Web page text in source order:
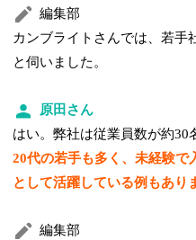
編集部
カンブライトさんでは、若手
と伺いました。
原田さん
はい。弊社は従業員数が約30
20代の若手も多く、未経験で
として活躍している例もあり
編集部